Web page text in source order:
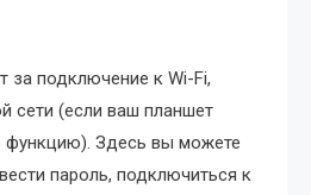
за подключение к Wi-Fi,
сети (если ваш планшет
функцию). Здесь вы можете
пароль, подключиться к